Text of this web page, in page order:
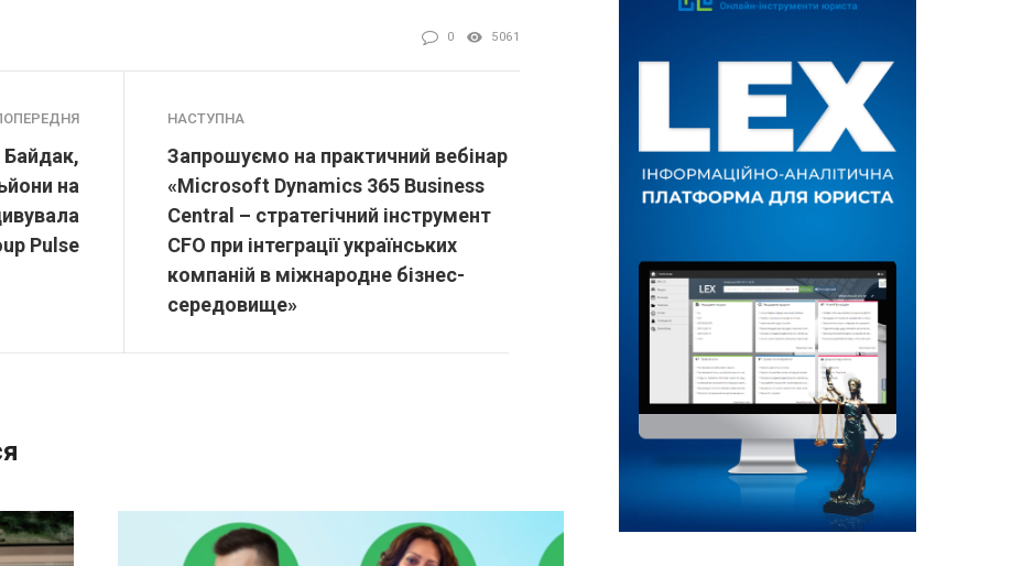
0 5061
Байдак,
на
Pulse
НАСТУПНА
Запрошуємо на практичний вебінар
«Microsoft Dynamics 365 Business
Central – стратегічний інструмент
CFO при інтеграції українських
компаній в міжнародне бізнес-
середовище»